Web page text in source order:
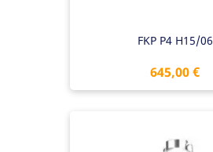
FKP P4 H15/06
Preis
645,00 €